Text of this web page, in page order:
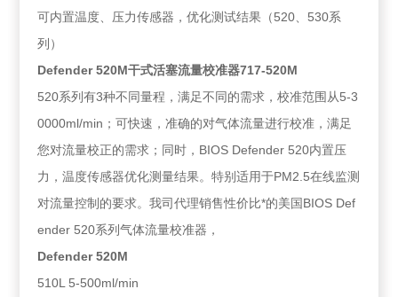
可内置温度、压力传感器，优化测试结果（520、530系
列）
Defender 520M干式活塞流量校准器717-520M
520系列有3种不同量程，满足不同的需求，校准范围从5-3
0000ml/min；可快速，准确的对气体流量进行校准，满足
您对流量校正的需求；同时，BIOS Defender 520内置压
力，温度传感器优化测量结果。特别适用于PM2.5在线监测
对流量控制的要求。我司代理销售性价比*的美国BIOS Def
ender 520系列气体流量校准器，
Defender 520M
510L 5-500ml/min